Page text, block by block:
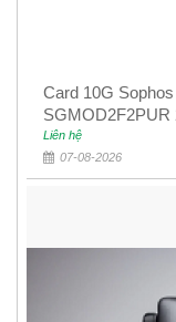
Card 10G
SGMOD2F2PUR
Liên hệ
07-08-2026